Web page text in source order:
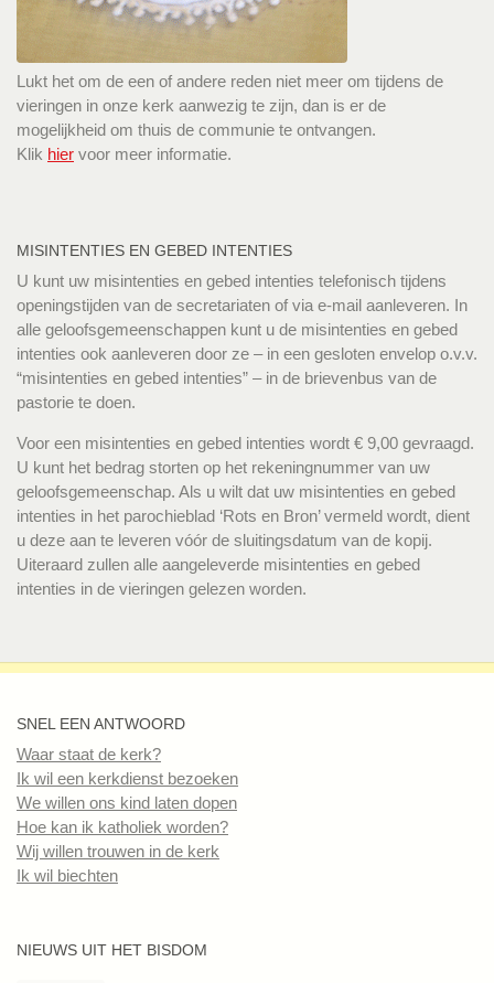
Lukt het om de een of andere reden niet meer om tijdens de
vieringen in onze kerk aanwezig te zijn, dan is er de
mogelijkheid om thuis de communie te ontvangen.
Klik hier voor meer informatie.
MISINTENTIES EN GEBED INTENTIES
U kunt uw misintenties en gebed intenties telefonisch tijdens
openingstijden van de secretariaten of via e-mail aanleveren. In
alle geloofsgemeenschappen kunt u de misintenties en gebed
intenties ook aanleveren door ze – in een gesloten envelop o.v.v.
“misintenties en gebed intenties” – in de brievenbus van de
pastorie te doen.
Voor een misintenties en gebed intenties wordt € 9,00 gevraagd.
U kunt het bedrag storten op het rekeningnummer van uw
geloofsgemeenschap. Als u wilt dat uw misintenties en gebed
intenties in het parochieblad ‘Rots en Bron’ vermeld wordt, dient
u deze aan te leveren vóór de sluitingsdatum van de kopij.
Uiteraard zullen alle aangeleverde misintenties en gebed
intenties in de vieringen gelezen worden.
SNEL EEN ANTWOORD
Waar staat de kerk?
Ik wil een kerkdienst bezoeken
We willen ons kind laten dopen
Hoe kan ik katholiek worden?
Wij willen trouwen in de kerk
Ik wil biechten
NIEUWS UIT HET BISDOM